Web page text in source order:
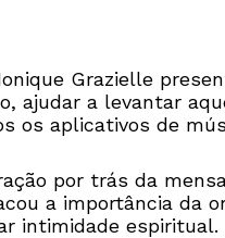
Grazielle
ajudar a levantar
os aplicativos de
por trás da
a importância da
intimidade espiritual.